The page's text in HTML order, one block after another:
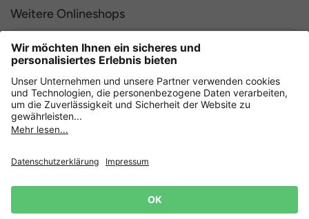
Weitere Onlineshops
Deutschland
Sicher einkaufen mit
AGB
Lieferbedingungen
Impressum Cookie Einstellungen